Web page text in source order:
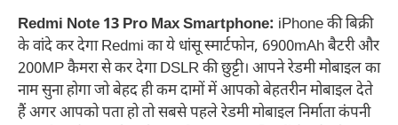
Redmi Note 13 Pro Max Smartphone: iPhone की बिक्री
के वांदे कर देगा Redmi का ये धांसू स्मार्टफोन, 6900mAh बैटरी और
200MP कैमरा से कर देगा DSLR की छुट्टी। आपने रेडमी मोबाइल का
नाम सुना होगा जो बेहद ही कम दामों में आपको बेहतरीन मोबाइल देते
हैं अगर आपको पता हो तो सबसे पहले रेडमी मोबाइल निर्माता कंपनी